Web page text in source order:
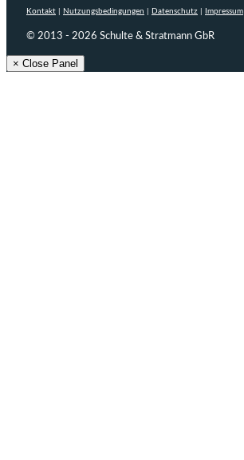
Kontakt Nutzungsbedingungen Datenschutz Impressum
© 2013 - 2026 Schulte & Stratmann GbR
× Close Panel